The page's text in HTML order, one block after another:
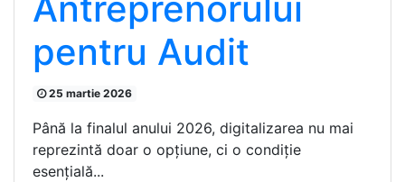
pentru Audit
25 martie 2026
Până la finalul anului 2026, digitalizarea nu mai
reprezintă doar o opțiune, ci o condiție
esențială...